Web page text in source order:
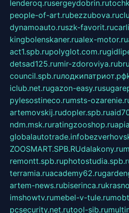
lenderoq.rusergeydobrin.ru
people-of-art.rubezzubova.ru
dynamoauto.ruszk-favorit.ru
kingbolenskaner.rualex-motor.ru
act1.spb.rupolyglot.com.ru
detsad125.rumir-zdoroviya.ru
council.spb.ruлодкипатриот.рф
iclub.net.rugazon-easy.ru
pylesostineco.rumsts-
artemovskij.rudopler.spb.ru
ndm.msk.ruratingzooshop.ru
globalautotrade.info
ZOOSMART.SPB.RUdalakony.ru
remontt.spb.ru
terramia.ruacademy62.ru
artem-news.rubiserinca.ru
imshowtv.rumebel-v-tule.ru
pcsecurity.net.rutool-sib.ru